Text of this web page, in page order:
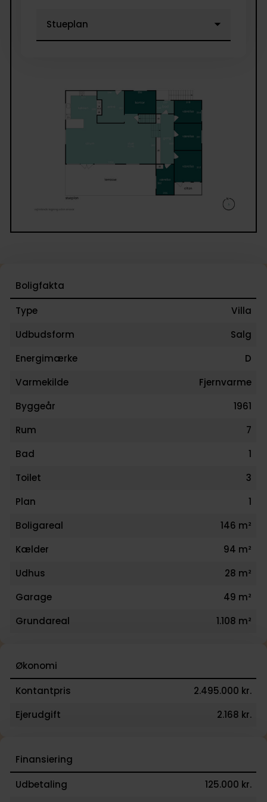
I stueplan finder du også et åbent kontormiljø, en
og gulvvarme, et stort disponibelt rum med mange
anvendelsesmuligheder samt et
værksted/opbevaringsrum.
Udendørs venter en stor grund på mere end 1.100
hvor der er rig mulighed for leg, aktiviteter og
Hertil kommer en imponerende garage på hele 77
med god plads til biler, hobbyprojekter eller ekstra
opbevaring.
og masser af plads – alt sammen i et særdeles
område.
Bestil en fremvisning allerede i dag og oplev
opleves!
Boligfakta
Type
Villa
Udbudsform
Salg
Energimærke
D
Varmekilde
Fjernvarme
Byggeår
1961
Rum
7
Bad
1
Toilet
3
Plan
1
Boligareal
146 m²
Kælder
94 m²
Udhus
28 m²
Garage
49 m²
Grundareal
1.108 m²
Økonomi
Kontantpris
2.495.000 kr.
Ejerudgift
2.168 kr.
Finansiering
Udbetaling
125.000 kr.